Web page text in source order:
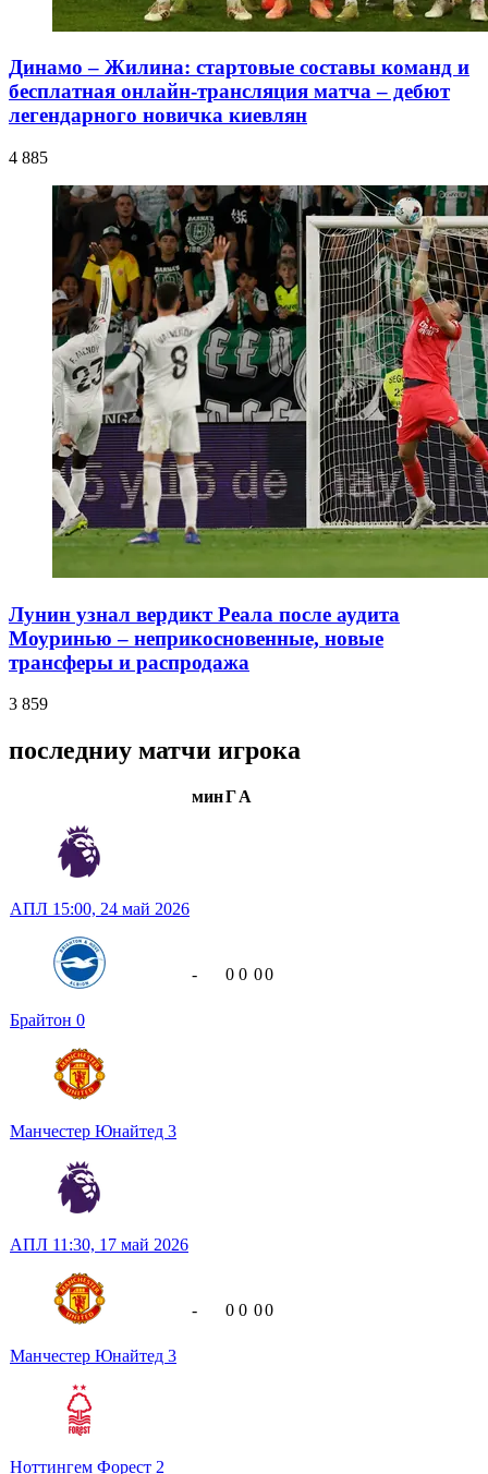
Динамо – Жилина: стартовые составы команд и
бесплатная онлайн-трансляция матча – дебют
легендарного новичка киевлян
4 885
Лунин узнал вердикт Реала после аудита
Моуринью – неприкосновенные, новые
трансферы и распродажа
3 859
последниу матчи игрока
минГА
АПЛ 15:00, 24 май 2026
Брайтон 0
Манчестер Юнайтед 3
- 0 0 00
АПЛ 11:30, 17 май 2026
Манчестер Юнайтед 3
Ноттингем Форест 2
- 0 0 00